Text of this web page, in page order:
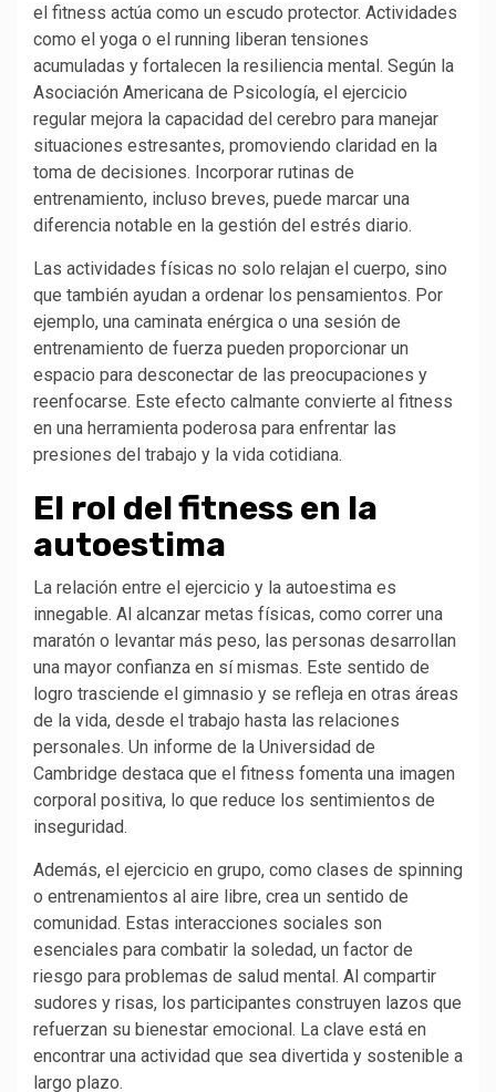
el fitness actúa como un escudo protector. Actividades
como el yoga o el running liberan tensiones
acumuladas y fortalecen la resiliencia mental. Según la
Asociación Americana de Psicología, el ejercicio
regular mejora la capacidad del cerebro para manejar
situaciones estresantes, promoviendo claridad en la
toma de decisiones. Incorporar rutinas de
entrenamiento, incluso breves, puede marcar una
diferencia notable en la gestión del estrés diario.
Las actividades físicas no solo relajan el cuerpo, sino
que también ayudan a ordenar los pensamientos. Por
ejemplo, una caminata enérgica o una sesión de
entrenamiento de fuerza pueden proporcionar un
espacio para desconectar de las preocupaciones y
reenfocarse. Este efecto calmante convierte al fitness
en una herramienta poderosa para enfrentar las
presiones del trabajo y la vida cotidiana.
El rol del fitness en la
autoestima
La relación entre el ejercicio y la autoestima es
innegable. Al alcanzar metas físicas, como correr una
maratón o levantar más peso, las personas desarrollan
una mayor confianza en sí mismas. Este sentido de
logro trasciende el gimnasio y se refleja en otras áreas
de la vida, desde el trabajo hasta las relaciones
personales. Un informe de la Universidad de
Cambridge destaca que el fitness fomenta una imagen
corporal positiva, lo que reduce los sentimientos de
inseguridad.
Además, el ejercicio en grupo, como clases de spinning
o entrenamientos al aire libre, crea un sentido de
comunidad. Estas interacciones sociales son
esenciales para combatir la soledad, un factor de
riesgo para problemas de salud mental. Al compartir
sudores y risas, los participantes construyen lazos que
refuerzan su bienestar emocional. La clave está en
encontrar una actividad que sea divertida y sostenible a
largo plazo.